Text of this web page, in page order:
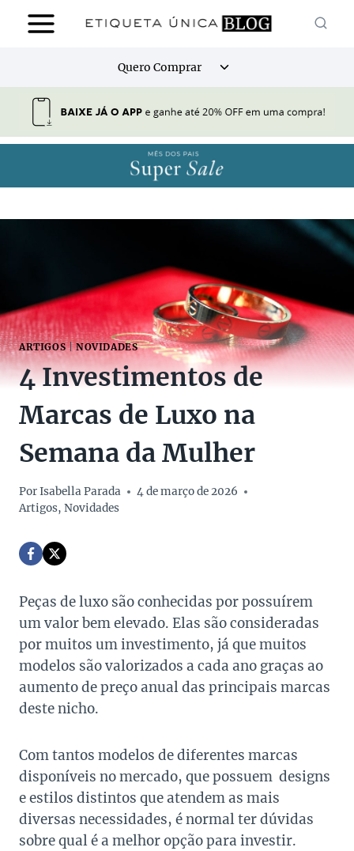
para
Quero Comprar
Alternar
ARTIGOS|NOVIDADES
4 Investimentos de
Marcas de Luxo na
Semana da Mulher
PorIsabella Parada
4 de março de 2026
Artigos, Novidades
Peças de luxo são conhecidas por possuírem
um valor bem elevado. Elas são consideradas
por muitos um investimento, já que muitos
modelos são valorizados a cada ano graças ao
aumento de preço anual das principais marcas
deste nicho.
Com tantos modelos de diferentes marcas
disponíveis no mercado, que possuem designs
e estilos distintos que atendem as mais
diversas necessidades, é normal ter dúvidas
sobre qual é a melhor opção para investir.